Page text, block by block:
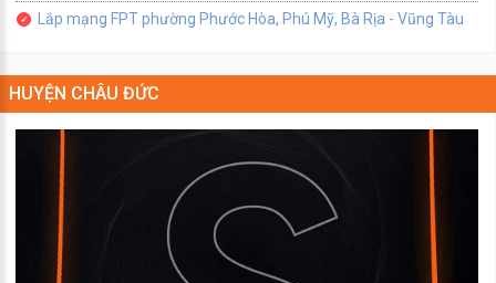
Lắp mạng FPT phường Phước Hòa, Phú Mỹ, Bà Rịa - Vũng Tàu
HUYỆN CHÂU ĐỨC